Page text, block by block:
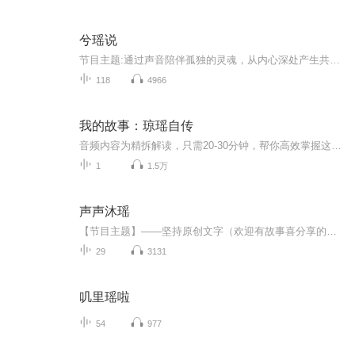
兮瑶说
118 4966
我的故事：琼瑶自传
1 1.5万
声声沐瑶
29 3131
叽里瑶啦
54 977